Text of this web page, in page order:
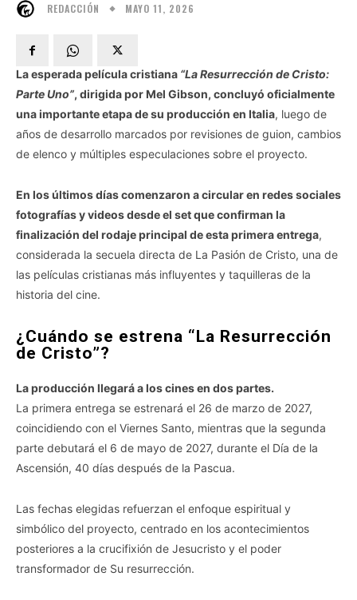
REDACCIÓN MAYO 11, 2026
La esperada película cristiana “La Resurrección de Cristo:
Parte Uno”, dirigida por Mel Gibson, concluyó oficialmente
una importante etapa de su producción en Italia, luego de
años de desarrollo marcados por revisiones de guion, cambios
de elenco y múltiples especulaciones sobre el proyecto.
En los últimos días comenzaron a circular en redes sociales
fotografías y videos desde el set que confirman la
finalización del rodaje principal de esta primera entrega,
considerada la secuela directa de La Pasión de Cristo, una de
las películas cristianas más influyentes y taquilleras de la
historia del cine.
¿Cuándo se estrena “La Resurrección
de Cristo”?
La producción llegará a los cines en dos partes.
La primera entrega se estrenará el 26 de marzo de 2027,
coincidiendo con el Viernes Santo, mientras que la segunda
parte debutará el 6 de mayo de 2027, durante el Día de la
Ascensión, 40 días después de la Pascua.
Las fechas elegidas refuerzan el enfoque espiritual y
simbólico del proyecto, centrado en los acontecimientos
posteriores a la crucifixión de Jesucristo y el poder
transformador de Su resurrección.